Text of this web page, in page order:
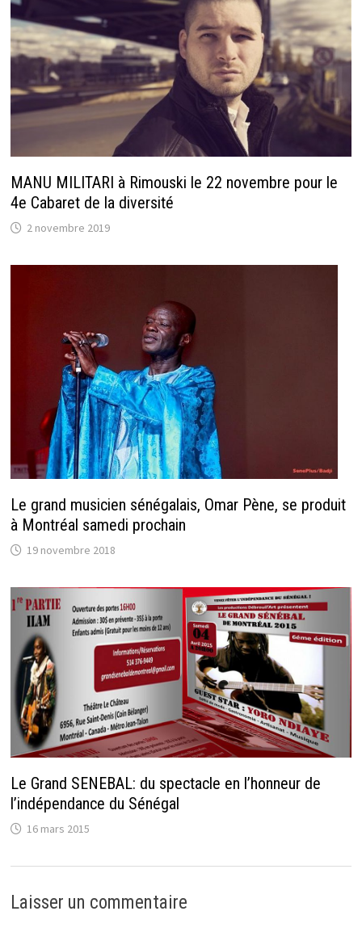
MANU MILITARI à Rimouski le 22 novembre pour le
4e Cabaret de la diversité
2 novembre 2019
Le grand musicien sénégalais, Omar Pène, se produit
à Montréal samedi prochain
19 novembre 2018
Le Grand SENEBAL: du spectacle en l’honneur de
l’indépendance du Sénégal
16 mars 2015
Laisser un commentaire